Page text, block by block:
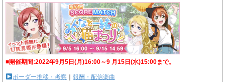
■開催期間:2022年9月5日(月)16:00～9 月15日(水)15:00まで。
ボーダー推移・考察 ｜報酬・配信楽曲